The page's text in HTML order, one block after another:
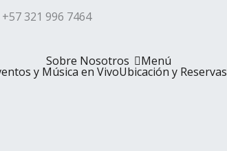
+57 321 996 7464
Sobre Nosotros Menú
y Música en VivoUbicación y Reservas